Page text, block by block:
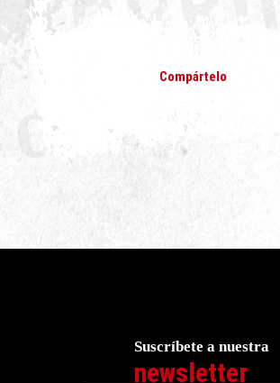
Compártelo
Suscríbete a nuestra
newsletter